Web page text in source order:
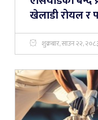
खेलाडी रोयल र
शुक्रबार, साउन २२,